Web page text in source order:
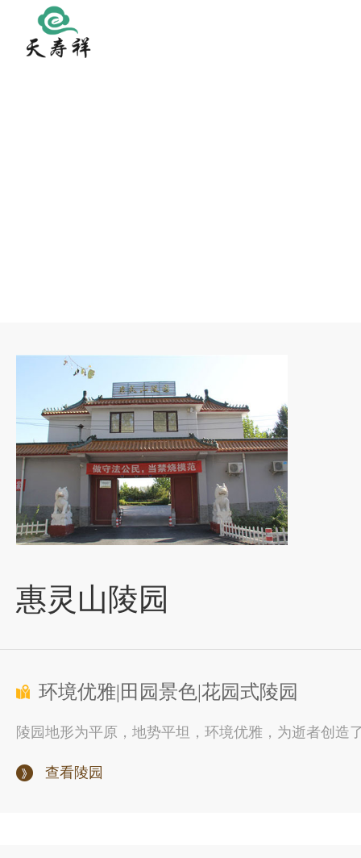
惠灵山陵园
环境优雅|田园景色|花园式陵园
陵园地形为平原，地势平坦，环境优雅，为逝者创造
查看陵园